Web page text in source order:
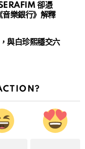
卻憑
音樂銀行》解釋
與白珍熙穩交六